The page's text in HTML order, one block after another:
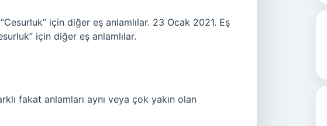
için diğer eş anlamlılar. 23 Ocak 2021. Eş
için diğer eş anlamlılar.
fakat anlamları aynı veya çok yakın olan